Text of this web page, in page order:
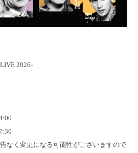
2026-
なく変更になる可能性がございますので